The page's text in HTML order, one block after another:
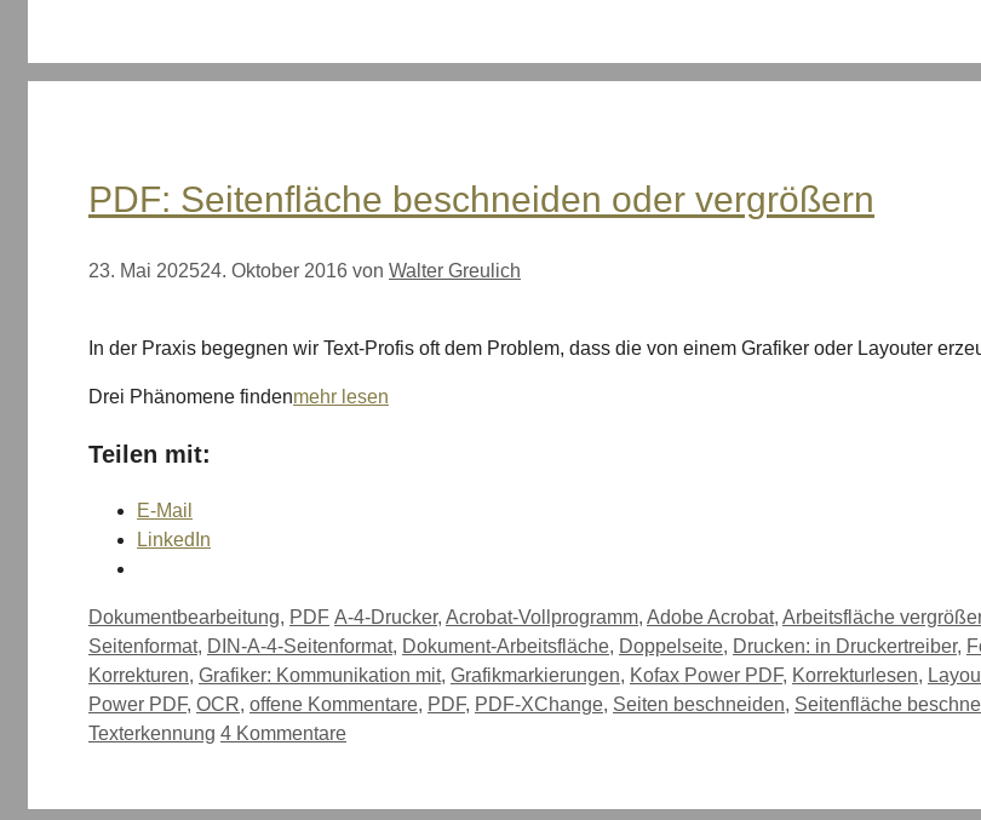
PDF: Seitenfläche beschneiden oder vergrößern
23. Mai 202524. Oktober 2016 von Walter Greulich
In der Praxis begegnen wir Text-Profis oft dem Problem, dass die von einem Grafiker oder Layouter
Drei Phänomene findenmehr lesen
Teilen mit:
E-Mail
LinkedIn
Kategorien
Dokumentbearbeitung, PDF Schlagwörter
A-4-Drucker, Acrobat-Vollprogramm, Adobe Acrobat, Arbeitsfläche
Seitenformat, DIN-A-4-Seitenformat, Dokument-Arbeitsfläche, Doppelseite, Drucken: in Druckertreiber,
Korrekturen, Grafiker: Kommunikation mit, Grafikmarkierungen, Kofax Power PDF, Korrekturlesen,
Power PDF, OCR, offene Kommentare, PDF, PDF-XChange, Seiten beschneiden, Seitenfläche
Texterkennung 4 Kommentare